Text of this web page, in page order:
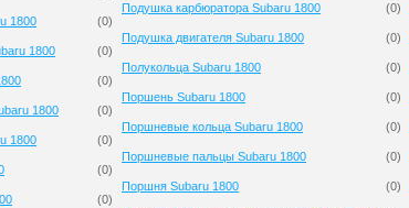
1800 (0)
1800 (0)
(0)
1800 (0)
1800 (0)
(0)
(0)
Подушка карбюратора Subaru 1800 (0)
Подушка двигателя Subaru 1800 (0)
Полукольца Subaru 1800 (0)
Поршень Subaru 1800 (0)
Поршневые кольца Subaru 1800 (0)
Поршневые пальцы Subaru 1800 (0)
Поршня Subaru 1800 (0)